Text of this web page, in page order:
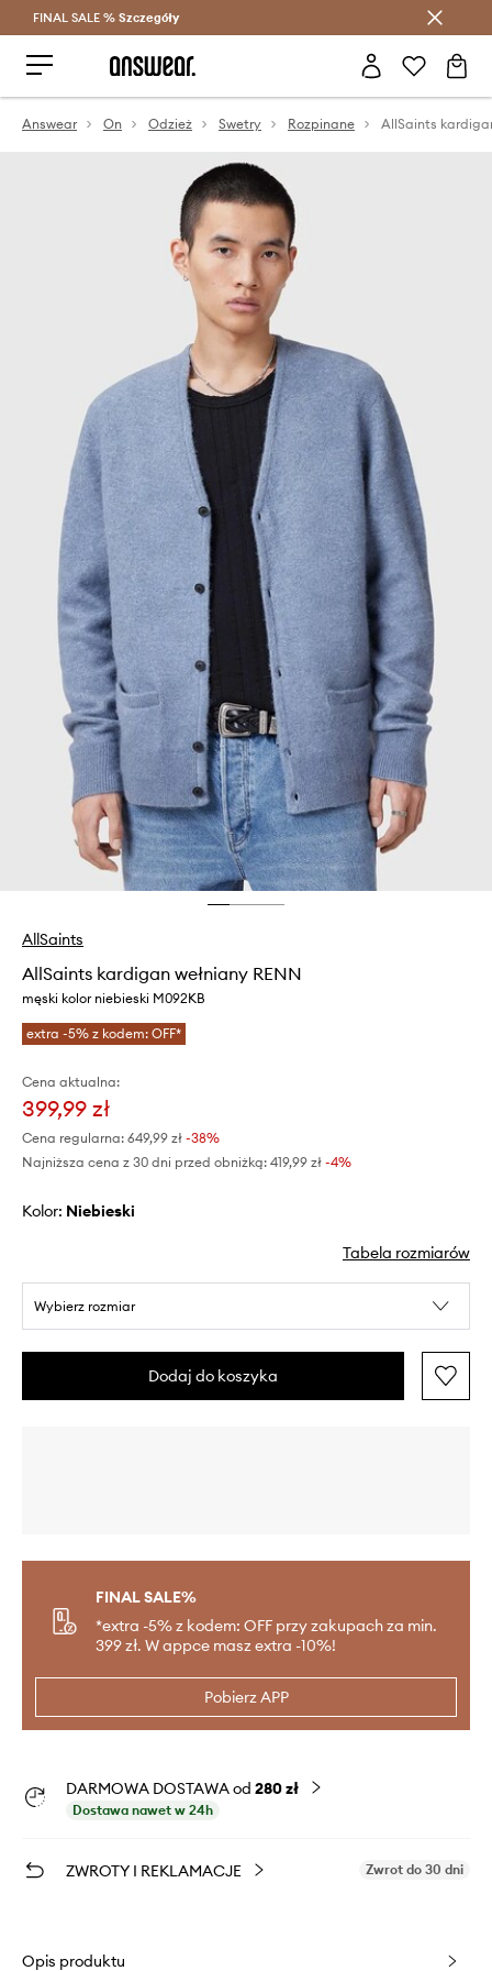
Oszczędzaj z Answear Club >
FINAL SALE % Szczegóły
Answear On Odzież Swetry Rozpinane AllSaints
AllSaints
AllSaints kardigan wełniany RENN
męski kolor niebieski M092KB
extra -5% z kodem: OFF*
Cena aktualna:
399,99 zł
Cena regularna: 649,99 zł -38%
Najniższa cena z 30 dni przed obniżką: 419,99 zł -4%
Kolor: niebieski
Tabela rozmiarów
Wybierz rozmiar
Dodaj do koszyka
FINAL SALE%
*extra -5% z kodem: OFF przy zakupach za min.
399 zł. W appce masz extra -10%!
Pobierz APP
DARMOWA DOSTAWA od 280 zł
Dostawa nawet w 24h
ZWROTY I REKLAMACJE Zwrot do 30 dni
Opis produktu